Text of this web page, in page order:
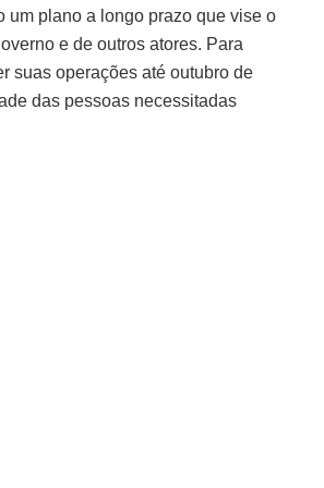
um plano a longo prazo que vise o
e de outros atores. Para
suas operações até outubro de
das pessoas necessitadas